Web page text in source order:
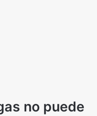
no puede